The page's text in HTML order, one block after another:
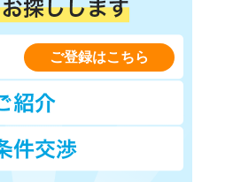
ご登録はこちら